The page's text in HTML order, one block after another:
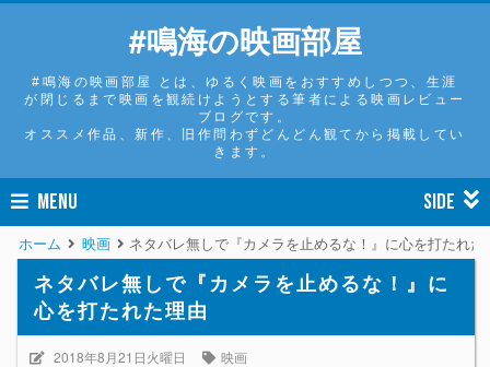
#鳴海の映画部屋
#鳴海の映画部屋 とは、ゆるく映画をおすすめしつつ、生涯
が閉じるまで映画を観続けようとする筆者による映画レビュー
ブログです。
オススメ作品、新作、旧作問わずどんどん観てから掲載してい
きます。
MENU SIDE
ホーム 映画 ネタバレ無しで『カメラを止めるな！』に心を打たれた
ネタバレ無しで『カメラを止めるな！』に
心を打たれた理由
2018年8月21日火曜日 映画